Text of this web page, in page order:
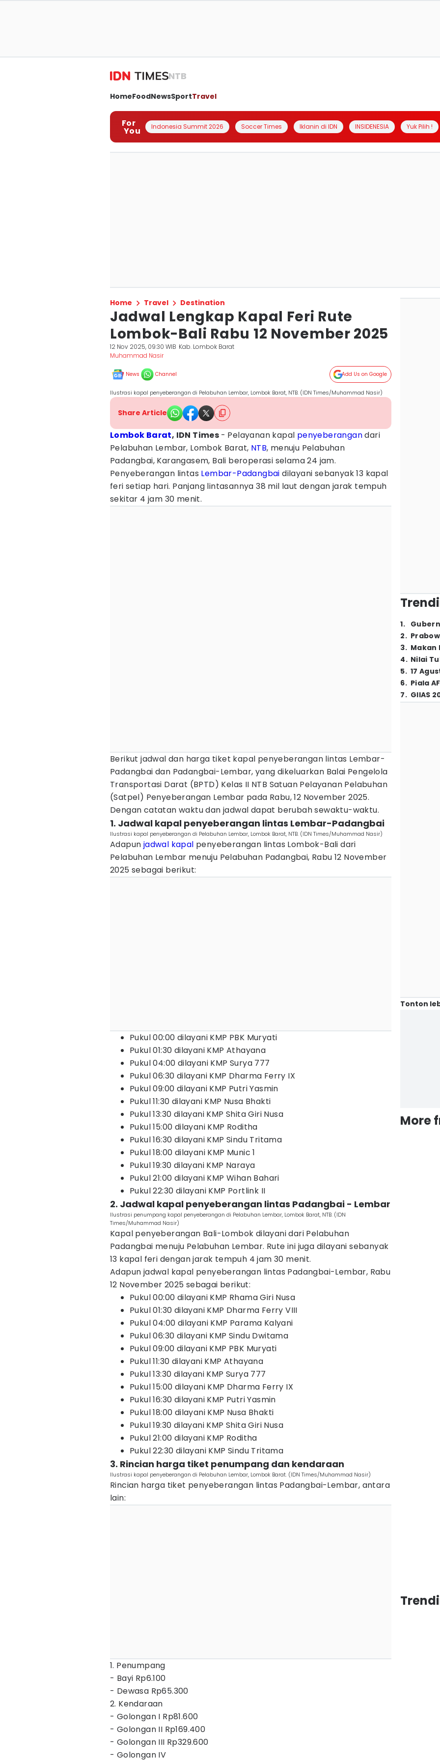
NTB
HomeFoodNewsSportTravel
For
You Indonesia Summit 2026 Soccer Times Iklanin di IDN INSIDENESIA Yuk Pilih !
Home Travel Destination
Jadwal Lengkap Kapal Feri Rute
Lombok-Bali Rabu 12 November 2025
12 Nov 2025, 09:30 WIB Kab. Lombok Barat
Muhammad Nasir
News Channel Add Us on Google
Ilustrasi kapal penyeberangan di Pelabuhan Lembar, Lombok Barat, NTB. (IDN Times/Muhammad Nasir)
Share Article
Lombok Barat, IDN Times - Pelayanan kapal penyeberangandari
Pelabuhan Lembar, Lombok Barat, NTB, menuju Pelabuhan
Padangbai, Karangasem, Bali beroperasi selama 24 jam.
Penyeberangan lintas Lembar-Padangbai dilayani sebanyak 13 kapal
feri setiap hari. Panjang lintasannya 38 mil laut dengan jarak tempuh
sekitar 4 jam 30 menit.
Berikut jadwal dan harga tiket kapal penyeberangan lintas Lembar-
Padangbai dan Padangbai-Lembar, yang dikeluarkan Balai Pengelola
Transportasi Darat (BPTD) Kelas II NTB Satuan Pelayanan Pelabuhan
(Satpel) Penyeberangan Lembar pada Rabu, 12 November 2025.
Dengan catatan waktu dan jadwal dapat berubah sewaktu-waktu.
1. Jadwal kapal penyeberangan lintas Lembar-Padangbai
Ilustrasi kapal penyeberangan di Pelabuhan Lembar, Lombok Barat, NTB. (IDN Times/Muhammad Nasir)
Adapun jadwal kapal penyeberangan lintas Lombok-Bali dari
Pelabuhan Lembar menuju Pelabuhan Padangbai, Rabu 12 November
2025 sebagai berikut:
Pukul 00:00 dilayani KMP PBK Muryati
Pukul 01:30 dilayani KMP Athayana
Pukul 04:00 dilayani KMP Surya 777
Pukul 06:30 dilayani KMP Dharma Ferry IX
Pukul 09:00 dilayani KMP Putri Yasmin
Pukul 11:30 dilayani KMP Nusa Bhakti
Pukul 13:30 dilayani KMP Shita Giri Nusa
Pukul 15:00 dilayani KMP Roditha
Pukul 16:30 dilayani KMP Sindu Tritama
Pukul 18:00 dilayani KMP Munic 1
Pukul 19:30 dilayani KMP Naraya
Pukul 21:00 dilayani KMP Wihan Bahari
Pukul 22:30 dilayani KMP Portlink II
2. Jadwal kapal penyeberangan lintas Padangbai - Lembar
Ilustrasi penumpang kapal penyeberangan di Pelabuhan Lembar, Lombok Barat, NTB. (IDN
Times/Muhammad Nasir)
Kapal penyeberangan Bali-Lombok dilayani dari Pelabuhan
Padangbai menuju Pelabuhan Lembar. Rute ini juga dilayani sebanyak
13 kapal feri dengan jarak tempuh 4 jam 30 menit.
Adapun jadwal kapal penyeberangan lintas Padangbai-Lembar, Rabu
12 November 2025 sebagai berikut:
Pukul 00:00 dilayani KMP Rhama Giri Nusa
Pukul 01:30 dilayani KMP Dharma Ferry VIII
Pukul 04:00 dilayani KMP Parama Kalyani
Pukul 06:30 dilayani KMP Sindu Dwitama
Pukul 09:00 dilayani KMP PBK Muryati
Pukul 11:30 dilayani KMP Athayana
Pukul 13:30 dilayani KMP Surya 777
Pukul 15:00 dilayani KMP Dharma Ferry IX
Pukul 16:30 dilayani KMP Putri Yasmin
Pukul 18:00 dilayani KMP Nusa Bhakti
Pukul 19:30 dilayani KMP Shita Giri Nusa
Pukul 21:00 dilayani KMP Roditha
Pukul 22:30 dilayani KMP Sindu Tritama
3. Rincian harga tiket penumpang dan kendaraan
Ilustrasi kapal penyeberangan di Pelabuhan Lembar, Lombok Barat. (IDN Times/Muhammad Nasir)
Rincian harga tiket penyeberangan lintas Padangbai-Lembar, antara
lain:
1. Penumpang
- Bayi Rp6.100
- Dewasa Rp65.300
2. Kendaraan
- Golongan I Rp81.600
- Golongan II Rp169.400
- Golongan III Rp329.600
- Golongan IV
1.
2.
3. Makan
4. Nilai
5. 17
6. Piala
7. GIIAS
Tonton
More